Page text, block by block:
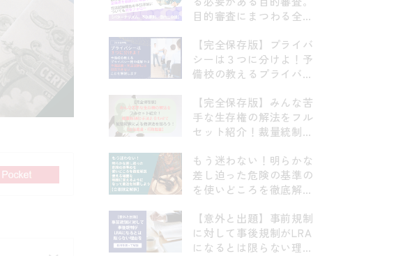
目的審査にまつわる全論
試験頻出の予防原則につ
いても完全フォロー【パ
ターナリズム、予防原
【完全保存版】プライバ
シーは３つに分けよ！予
備校の教えるプライバシ
験・司法試験には対応で
きないことを解説します
【京都府学連・住基ネッ
早稲田大学江沢民事件・
指紋押捺事件】
【完全保存版】みんな苦
手な生存権の解法をフル
セット紹介！裁量統制の
による救済法を知ろ
う！！【立法裁量・行政
裁量】
もう迷わない！明らかな
差し迫った危険の基準の
を使いどころを徹底解
言えるようになって憲法
を制覇しよう！【合憲限
定解釈】
【意外と出題】事前規制
に対して事後規制がLRA
になるとは限らない理由